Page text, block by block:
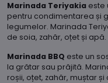
Marinada Teriyakia este
pentru condimentarea și
legumelor. Marinada
de soia, zahăr, oțet și apă.
Marinada BBQ este un
la grătar sau prăjită.
roșii, oțet, zahăr, muștar